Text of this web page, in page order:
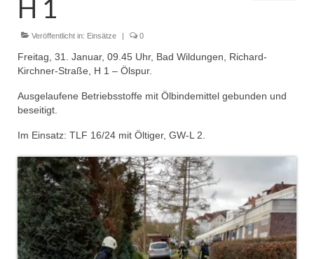
Einsätze
Einsatzstichworte
Jugendfeuerwehr
Gründung Jugendfeuerwehr 1996
25-jähriges Jubiläum Jugendfeuerwehr 2021
Kreiszeltlager 2023
H 1
Veröffentlicht in: Einsätze | 0
Freitag, 31. Januar, 09.45 Uhr, Bad Wildungen, Richard-
Kirchner-Straße, H 1 – Ölspur.
Ausgelaufene Betriebsstoffe mit Ölbindemittel gebunden und
beseitigt.
Im Einsatz: TLF 16/24 mit Öltiger, GW-L 2.